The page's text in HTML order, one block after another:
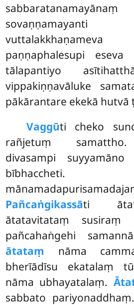
paṇṇaphalesupi
tālapantiyo
vippakiṇṇavāluke
pākārantare ekekā hutvā
Vaggūti cheko
rañjetuṃ
divasampi
Pañcaṅgikassāti
ātatavitataṃ susiraṃ
pañcahaṅgehi
ātataṃ nāma
bherīādīsu ekatalaṃ
nāma ubhayatalaṃ.
sabbato pariyonaddhaṃ.